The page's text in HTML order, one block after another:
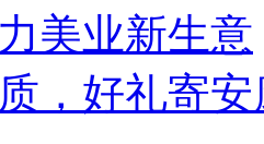
美业新生意
，好礼寄